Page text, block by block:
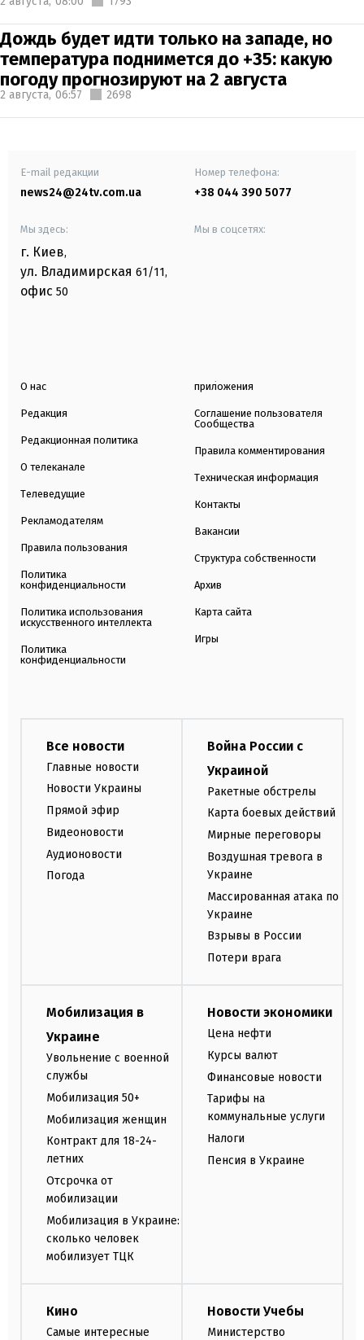
Дождь будет идти только на западе, но
температура поднимется до +35: какую
погоду прогнозируют на 2 августа
2 августа, 06:57 2698
E-mail редакции
news24@24tv.com.ua
Номер телефона:
+38 044 390 5077
Мы здесь:
г. Киев,
ул. Владимирская 61/11,
офис 50
Мы в соцсетях:
О нас
Редакция
Редакционная политика
О телеканале
Телеведущие
Рекламодателям
Правила пользования
Политика
конфиденциальности
Политика использования
искусственного интеллекта
Политика
конфиденциальности
приложения
Соглашение пользователя
Сообщества
Правила комментирования
Техническая информация
Контакты
Вакансии
Структура собственности
Архив
Карта сайта
Игры
Все новости
Главные новости
Новости Украины
Прямой эфир
Видеоновости
Аудионовости
Погода
Война России с
Украиной
Ракетные обстрелы
Карта боевых действий
Мирные переговоры
Воздушная тревога в
Украине
Массированная атака по
Украине
Взрывы в России
Потери врага
Мобилизация в
Украине
Увольнение с военной
службы
Мобилизация 50+
Мобилизация женщин
Контракт для 18-24-
летних
Отсрочка от
мобилизации
Мобилизация в Украине:
сколько человек
мобилизует ТЦК
Новости экономики
Цена нефти
Курсы валют
Финансовые новости
Тарифы на
коммунальные услуги
Налоги
Пенсия в Украине
Кино
Самые интересные
Новости Учебы
Министерство